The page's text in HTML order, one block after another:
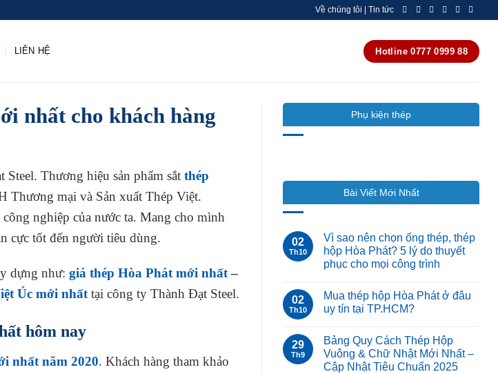
Về chúng tôi | Tin tức
LIÊN HỆ Hotline 0777 0999 88
nhất cho khách hàng
Thương hiệu sản phẩm sắt thép
Thương mại và Sản xuất Thép Việt.
nghiệp của nước ta. Mang cho mình
cực tốt đến người tiêu dùng.
dựng như: giá thép Hòa Phát mới nhất–
Úc mới nhất tại công ty Thành Đạt Steel.
hôm nay
nhất năm 2020. Khách hàng tham khảo
Phụ kiện thép
Bài Viết Mới Nhất
02
Th10
Vì sao nên chọn ống thép, thép
hộp Hòa Phát? 5 lý do thuyết
phục cho mọi công trình
02
Th10
Mua thép hộp Hòa Phát ở đâu
uy tín tại TP.HCM?
29
Th9
Bảng Quy Cách Thép Hộp
Vuông & Chữ Nhật Mới Nhất –
Cập Nhật Tiêu Chuẩn 2025